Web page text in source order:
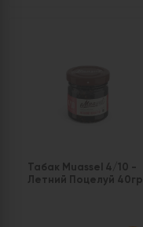
Табак Muassel 4/10 -
Летний Поцелуй 40гр.